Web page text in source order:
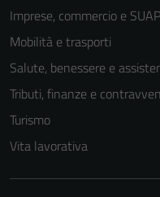
Imprese, commercio e SUAP
Mobilità e trasporti
Salute, benessere e
Tributi, finanze e
Turismo
Vita lavorativa